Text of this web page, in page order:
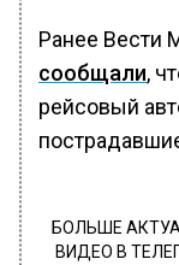
Ранее Вести
сообщали,
рейсовый
БОЛЬШЕ
ВИДЕО В